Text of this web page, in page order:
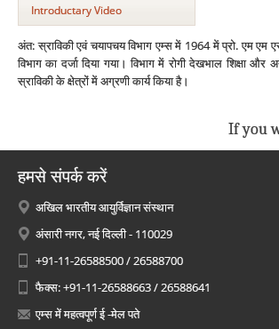
Introductary Video
अंत: स्राविकी एवं चयापचय विभाग एम्‍स में 1964 में प्रो. एम
विभाग का दर्जा दिया गया। विभाग में रोगी देखभाल शिक्षा
स्राविकी के क्षेत्रों में अग्रणी कार्य किया है।
If you
हमसे संपर्क करें
अखिल भारतीय आयुर्विज्ञान संस्थान
अंसारी नगर, नई दिल्ली - 110029
+91-11-26588500 / 26588700
फैक्स: +91-11-26588663 / 26588641
एम्स में महत्वपूर्ण ई -मेल पते